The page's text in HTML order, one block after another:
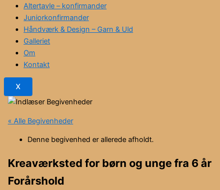
Altertavle – konfirmander
Juniorkonfirmander
Håndværk & Design – Garn & Uld
Galleriet
Om
Kontakt
X
« Alle Begivenheder
Denne begivenhed er allerede afholdt.
Kreaværksted for børn og unge fra 6 år
Forårshold